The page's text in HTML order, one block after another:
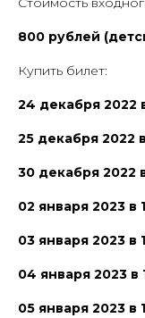
800 рублей
Купить билет:
24 декабря
25 декабря
30 декабря 2022
02 января 2023 в
03 января 2023 в
04 января 2023 в
05 января 2023 в